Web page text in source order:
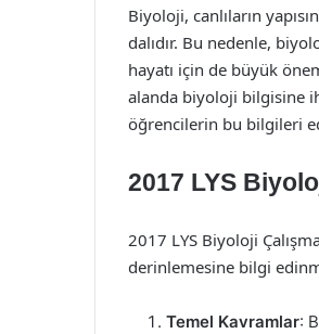
Biyoloji, canlıların
dalıdır. Bu nedenle,
hayatı için de büyük
alanda biyoloji bilgisine
öğrencilerin bu bilgileri
2017 LYS
2017 LYS Biyoloji
derinlemesine bilgi
Temel Kavramlar: